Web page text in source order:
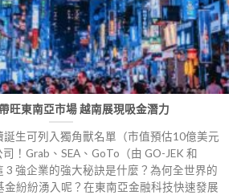
旺東南亞市場 越南展現吸金潛力
誕生可列入獨角獸名單（市值預估10億美元
！Grab、SEA、GoTo（由 GO-JEK 和
3 強企業的強大秘訣是什麼？為何全世界的
金紛紛湧入呢？在東南亞金融科技快速發展